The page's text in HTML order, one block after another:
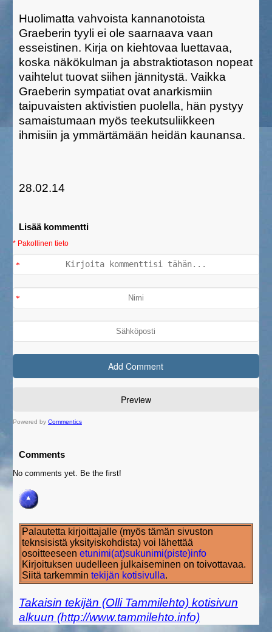
Huolimatta vahvoista kannanotoista
Graeberin tyyli ei ole saarnaava vaan
esseistinen. Kirja on kiehtovaa luettavaa,
koska näkökulman ja abstraktiotason nopeat
vaihtelut tuovat siihen jännitystä. Vaikka
Graeberin sympatiat ovat anarkismiin
taipuvaisten aktivistien puolella, hän pystyy
samaistumaan myös teekutsuliikkeen
ihmisiin ja ymmärtämään heidän kaunansa.
28.02.14
Lisää kommentti
* Pakollinen tieto
Powered by Commentics
Comments
No comments yet. Be the first!
Palautetta kirjoittajalle (myös tämän sivuston
teknsisistä yksityiskohdista) voi lähettää
osoitteeseen etunimi(at)sukunimi(piste)info
Kirjoituksen uudelleen julkaiseminen on toivottavaa.
Siitä tarkemmin tekijän kotisivulla.
Takaisin tekijän (Olli Tammilehto) kotisivun
alkuun (http://www.tammilehto.info)